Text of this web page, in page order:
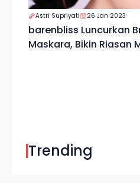
Astri Supriyati 26 Jan 2023
barenbliss Luncurkan
Maskara, Bikin Riasan
Trending